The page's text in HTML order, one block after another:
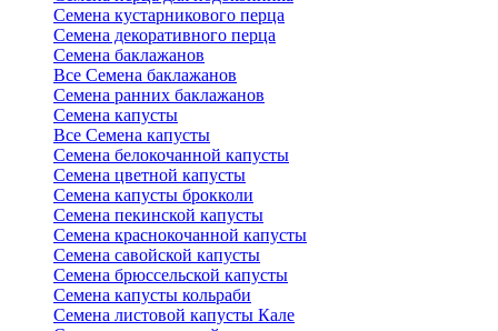
Семена кустарникового перца
Семена декоративного перца
Семена баклажанов
Все Семена баклажанов
Семена ранних баклажанов
Семена капусты
Все Семена капусты
Семена белокочанной капусты
Семена цветной капусты
Семена капусты брокколи
Семена пекинской капусты
Семена краснокочанной капусты
Семена савойской капусты
Семена брюссельской капусты
Семена капусты кольраби
Семена листовой капусты Кале